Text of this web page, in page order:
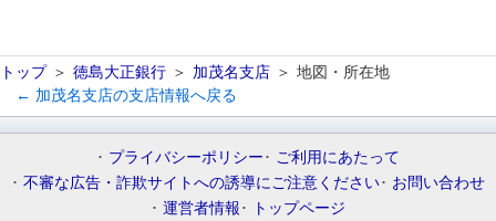
トップ 徳島大正銀行 加茂名支店
地図・所在地
← 加茂名支店の支店情報へ戻る
プライバシーポリシー
ご利用にあたって
不審な広告・詐欺サイトへの誘導にご注意ください
お問い合わせ
運営者情報
トップページ